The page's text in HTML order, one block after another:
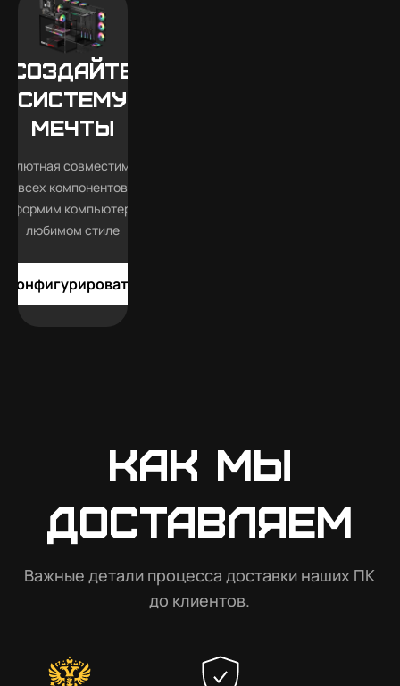
Создайте
систему
мечты
совместимость
всех компонентов
Оформим компьютер в
любимом стиле
Конфигурировать
Как мы
доставляем
Важные детали процесса доставки наших ПК
до клиентов.